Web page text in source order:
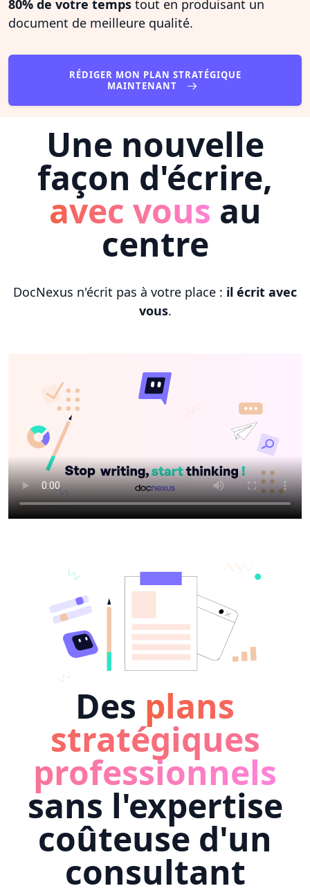
80% de votre temps tout en produisant un
document de meilleure qualité.
RÉDIGER MON PLAN STRATÉGIQUE
MAINTENANT
Une nouvelle
façon d'écrire,
avec vous au
centre
DocNexus n'écrit pas à votre place : il écrit avec
vous.
Des plans
stratégiques
professionnels
sans l'expertise
coûteuse d'un
consultant